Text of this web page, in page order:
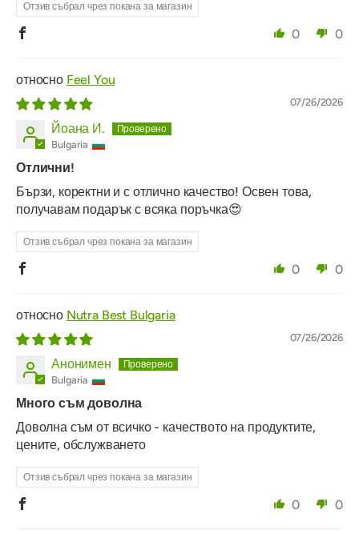
Отзив събрал чрез покана за магазин
0 0
Feel You
07/26/2026
Йоана И.
Bulgaria
Отлични!
Бързи, коректни и с отлично качество! Освен това,
получавам подарък с всяка поръчка😍
Отзив събрал чрез покана за магазин
0 0
Nutra Best Bulgaria
07/26/2026
Анонимен
Bulgaria
Много съм доволна
Доволна съм от всичко - качеството на продуктите,
цените, обслужването
Отзив събрал чрез покана за магазин
0 0